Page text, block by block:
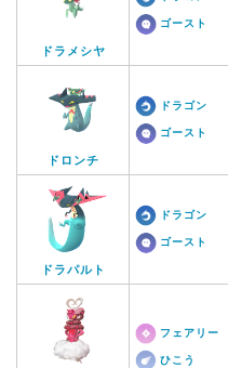
ドラメシヤ
ゴースト
ドロンチ
ドラゴン
ゴースト
ドラパルト
ドラゴン
ゴースト
フェアリー
ひこう